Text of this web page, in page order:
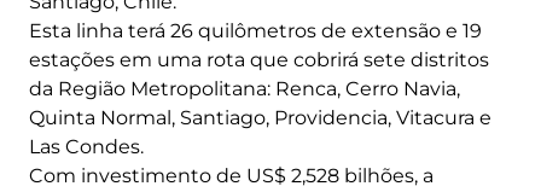
Esta linha terá 26 quilômetros de extensão e 19
estações em uma rota que cobrirá sete distritos
da Região Metropolitana: Renca, Cerro Navia,
Quinta Normal, Santiago, Providencia, Vitacura e
Las Condes.
Com investimento de US$ 2,528 bilhões, a